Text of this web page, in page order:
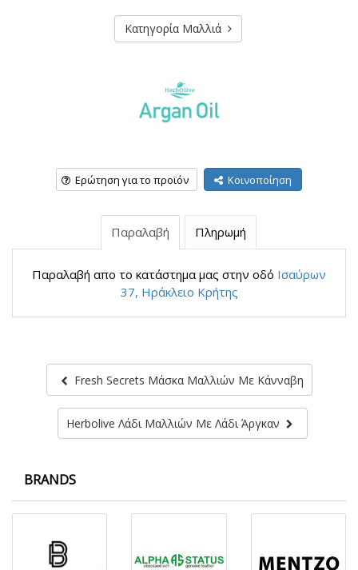
Κατηγορία Μαλλιά
Ερώτηση για το προϊόν Κοινοποίηση
Παραλαβή Πληρωμή
Παραλαβή απο το κατάστημα μας στην οδό Ισαύρων
37, Ηράκλειο Κρήτης
Fresh Secrets Μάσκα Μαλλιών Με Κάνναβη
Herbolive Λάδι Μαλλιών Με Λάδι Άργκαν
BRANDS